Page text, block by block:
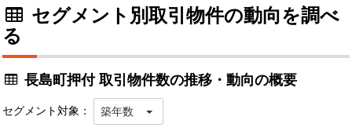
セグメント別取引物件の動向を調べ
る
長島町押付 取引物件数の推移・動向の概要
セグメント対象： 築年数